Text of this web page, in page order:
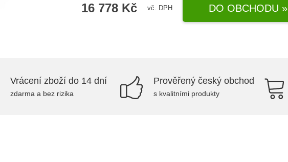
16 778 Kč vč. DPH DO OBCHODU »
Vrácení zboží do 14 dní
zdarma a bez rizika
Prověřený český obchod
s kvalitními produkty